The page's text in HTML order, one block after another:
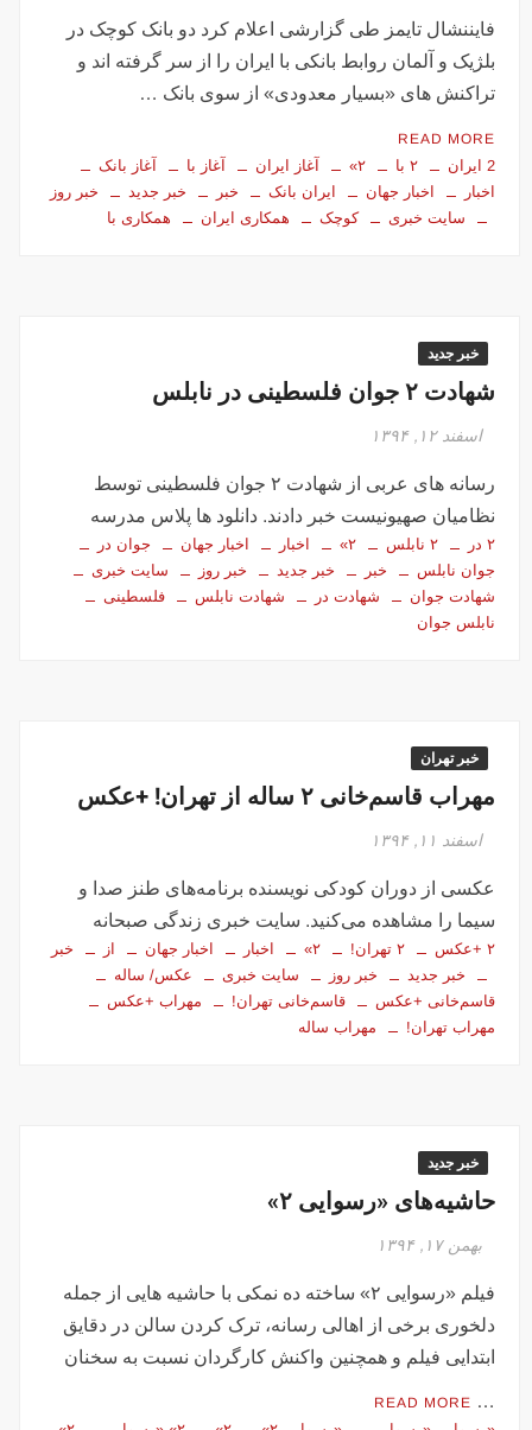
فایننشال تایمز طی گزارشی اعلام کرد دو بانک کوچک در
بلژیک و آلمان روابط بانکی با ایران را از سر گرفته اند و
تراکنش های «بسیار معدودی» از سوی بانک …
READ MORE
2 ایران ۲ با ۲» آغاز ایران آغاز با
آغاز بانک
اخبار
اخبار جهان ایران بانک خبر خبر جدید
خبر روز
سایت خبری
کوچک همکاری ایران همکاری با
خبر جدید
شهادت ۲ جوان فلسطینی در نابلس
اسفند ۱۲, ۱۳۹۴
رسانه های عربی از شهادت ۲ جوان فلسطینی توسط
نظامیان صهیونیست خبر دادند. دانلود ها پلاس مدرسه
۲ در ۲ نابلس ۲» اخبار اخبار جهان
جوان در
جوان نابلس
خبر خبر جدید خبر روز
سایت خبری
شهادت جوان
شهادت در شهادت نابلس
فلسطینی
نابلس جوان
خبر تهران
مهراب قاسم‌خانى ۲ ساله از تهران! +عکس
اسفند ۱۱, ۱۳۹۴
عکسی از دوران کودکی نویسنده برنامه‌های طنز صدا و
سیما را مشاهده می‌کنید. سایت خبری زندگی صبحانه
۲ +عکس ۲ تهران! ۲» اخبار اخبار جهان از
خبر
خبر جدید
خبر روز سایت خبری
عکس/ ساله
قاسم‌خانى +عکس
قاسم‌خانى تهران!
مهراب +عکس
مهراب تهران!
مهراب ساله
خبر جدید
حاشیه‌های «رسوایی ۲»
بهمن ۱۷, ۱۳۹۴
فیلم «رسوایی ۲» ساخته ده نمکی با حاشیه هایی از جمله
دلخوری برخی از اهالی رسانه، ترک کردن سالن در دقایق
ابتدایی فیلم و همچنین واکنش کارگردان نسبت به سخنان
…
READ MORE